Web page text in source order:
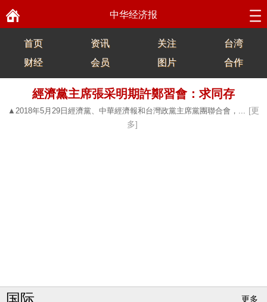
中华经济报
首页 资讯 关注
台湾
财经
会员 图片 合作
經濟黨主席張采明期許鄭習會：求同存
▲2018年5月29日經濟黨、中華經濟報和台灣政黨主席黨團聯合會，... [更
多]
国际 更多